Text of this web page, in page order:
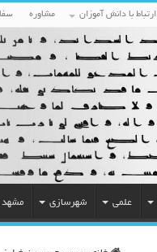
ارتباط با دانش آموزان مشاوره
علمی شهرسازی مشهد